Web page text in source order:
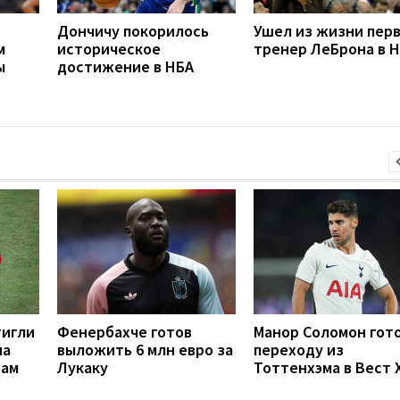
Дончичу покорилось
историческое
достижение в НБА
Ушел из жизни
тренер ЛеБрона в
Фенербахче готов
выложить 6 млн евро за
Лукаку
Манор Соломон
переходу из
Тоттенхэма в Вест